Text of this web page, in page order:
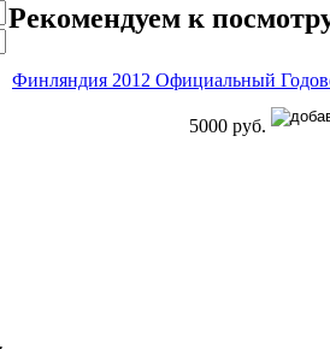
Рекомендуем к
Финляндия 2012 Официальный
5000 руб.